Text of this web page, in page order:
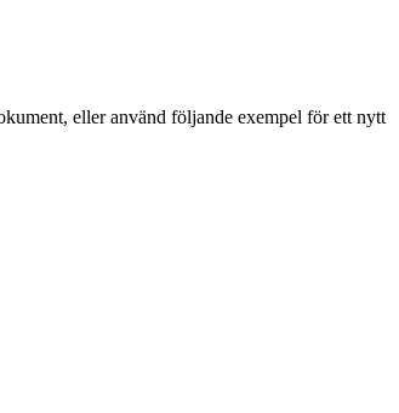
eller använd följande exempel för ett nytt